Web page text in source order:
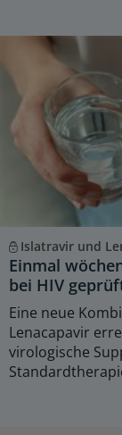
Islatravir und
Einmal
bei HIV
Eine neue
Lenacapavir
virologische